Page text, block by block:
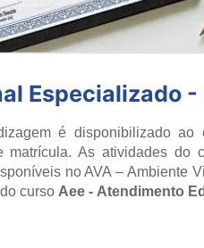
Especializado -
é disponibilizado ao
matrícula. As atividades do
no AVA – Ambiente
curso Aee - Atendimento